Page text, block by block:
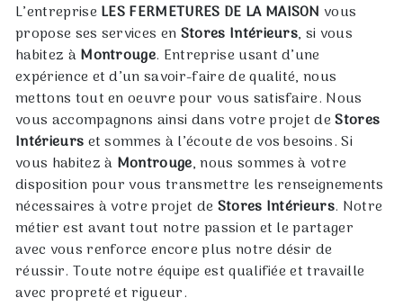
L’entrepriseLES FERMETURES DE LA MAISON vous
propose ses services enStores Intérieurs, si vous
habitez àMontrouge. Entreprise usant d’une
expérience et d’un savoir-faire de qualité, nous
mettons tout en oeuvre pour vous satisfaire. Nous
vous accompagnons ainsi dans votre projet deStores
Intérieurset sommes à l’écoute de vos besoins. Si
vous habitez à Montrouge, nous sommes à votre
disposition pour vous transmettre les renseignements
nécessaires à votre projet deStores Intérieurs. Notre
métier est avant tout notre passion et le partager
avec vous renforce encore plus notre désir de
réussir. Toute notre équipe est qualifiée et travaille
avec propreté et rigueur.